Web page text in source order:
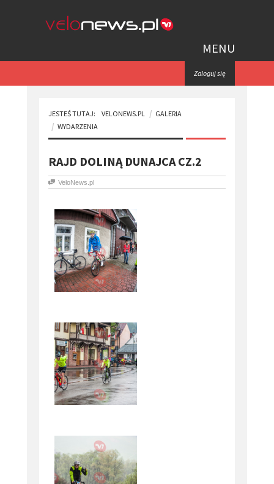
MENU
Zaloguj się
JESTEŚ TUTAJ: VELONEWS.PL
GALERIA
WYDARZENIA
RAJD DOLINĄ DUNAJCA CZ.2
VeloNews.pl